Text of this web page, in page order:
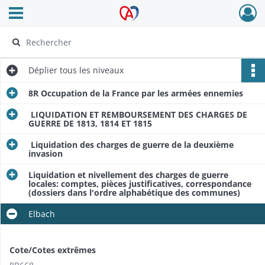
Archives Alsace - Colmar
Ouvrir le menu déroulant
Déplier tous les niveaux
8R Occupation de la France par les armées ennemies
LIQUIDATION ET REMBOURSEMENT DES CHARGES DE
GUERRE DE 1813, 1814 ET 1815
Liquidation des charges de guerre de la deuxième
invasion
Liquidation et nivellement des charges de guerre
locales: comptes, pièces justificatives, correspondance
(dossiers dans l'ordre alphabétique des communes)
Elbach
Cote/Cotes extrêmes